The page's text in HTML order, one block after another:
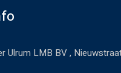
Ulrum LMB BV ,